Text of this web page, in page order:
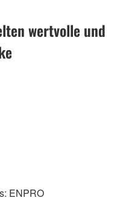
wertvolle und
ENPRO